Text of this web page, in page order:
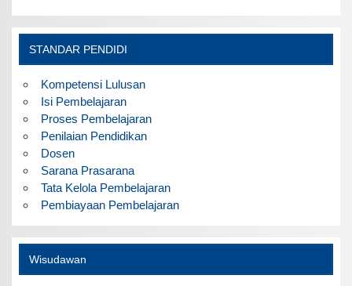
STANDAR PENDIDI
Kompetensi Lulusan
Isi Pembelajaran
Proses Pembelajaran
Penilaian Pendidikan
Dosen
Sarana Prasarana
Tata Kelola Pembelajaran
Pembiayaan Pembelajaran
Wisudawan